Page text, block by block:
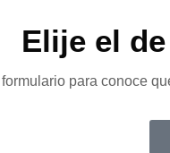
Elije el
para conoce